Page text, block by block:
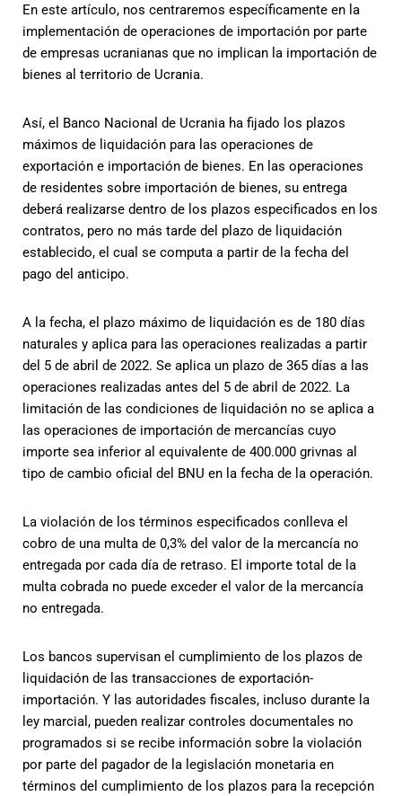
En este artículo, nos centraremos específicamente en la
implementación de operaciones de importación por parte
de empresas ucranianas que no implican la importación de
bienes al territorio de Ucrania.
Así, el Banco Nacional de Ucrania ha fijado los plazos
máximos de liquidación para las operaciones de
exportación e importación de bienes. En las operaciones
de residentes sobre importación de bienes, su entrega
deberá realizarse dentro de los plazos especificados en los
contratos, pero no más tarde del plazo de liquidación
establecido, el cual se computa a partir de la fecha del
pago del anticipo.
A la fecha, el plazo máximo de liquidación es de 180 días
naturales y aplica para las operaciones realizadas a partir
del 5 de abril de 2022. Se aplica un plazo de 365 días a las
operaciones realizadas antes del 5 de abril de 2022. La
limitación de las condiciones de liquidación no se aplica a
las operaciones de importación de mercancías cuyo
importe sea inferior al equivalente de 400.000 grivnas al
tipo de cambio oficial del BNU en la fecha de la operación.
La violación de los términos especificados conlleva el
cobro de una multa de 0,3% del valor de la mercancía no
entregada por cada día de retraso. El importe total de la
multa cobrada no puede exceder el valor de la mercancía
no entregada.
Los bancos supervisan el cumplimiento de los plazos de
liquidación de las transacciones de exportación-
importación. Y las autoridades fiscales, incluso durante la
ley marcial, pueden realizar controles documentales no
programados si se recibe información sobre la violación
por parte del pagador de la legislación monetaria en
términos del cumplimiento de los plazos para la recepción